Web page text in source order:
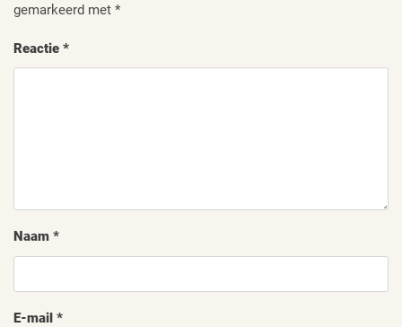
gemarkeerd met *
Reactie *
Naam *
E-mail *